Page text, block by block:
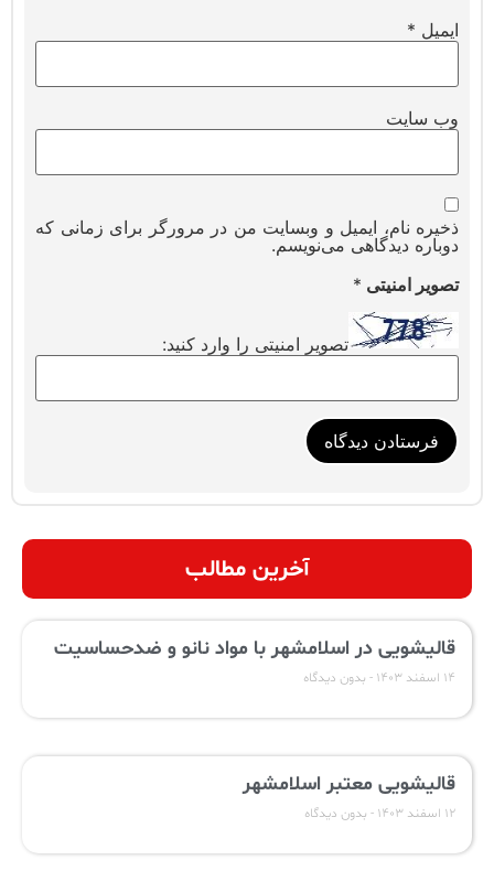
ایمیل *
وب‌ سایت
ذخیره نام، ایمیل و وبسایت من در مرورگر برای زمانی که
دوباره دیدگاهی می‌نویسم.
تصویر امنیتی *
تصویر امنیتی را وارد کنید:
آخرین مطالب
قالیشویی در اسلامشهر با مواد نانو و ضدحساسیت
۱۴ اسفند ۱۴۰۳ بدون دیدگاه
قالیشویی معتبر اسلامشهر
۱۲ اسفند ۱۴۰۳ بدون دیدگاه